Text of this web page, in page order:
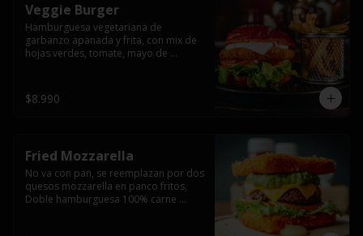
Veggie Burger
Hamburguesa vegetariana de
garbanzo apanada y frita, con mix de
hojas verdes, tomate, mayo de
$8.990
Fried Mozzarella
No va con pan, se reemplazan por dos
quesos mozzarella en panco fritos,
Doble hamburguesa 100% carne